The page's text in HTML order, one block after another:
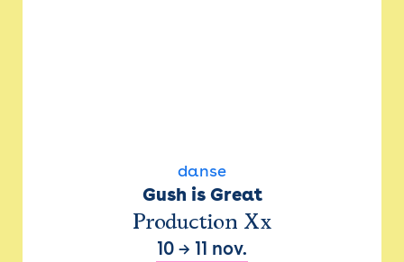
danse
Gush is Great
Production Xx
10 → 11 nov.